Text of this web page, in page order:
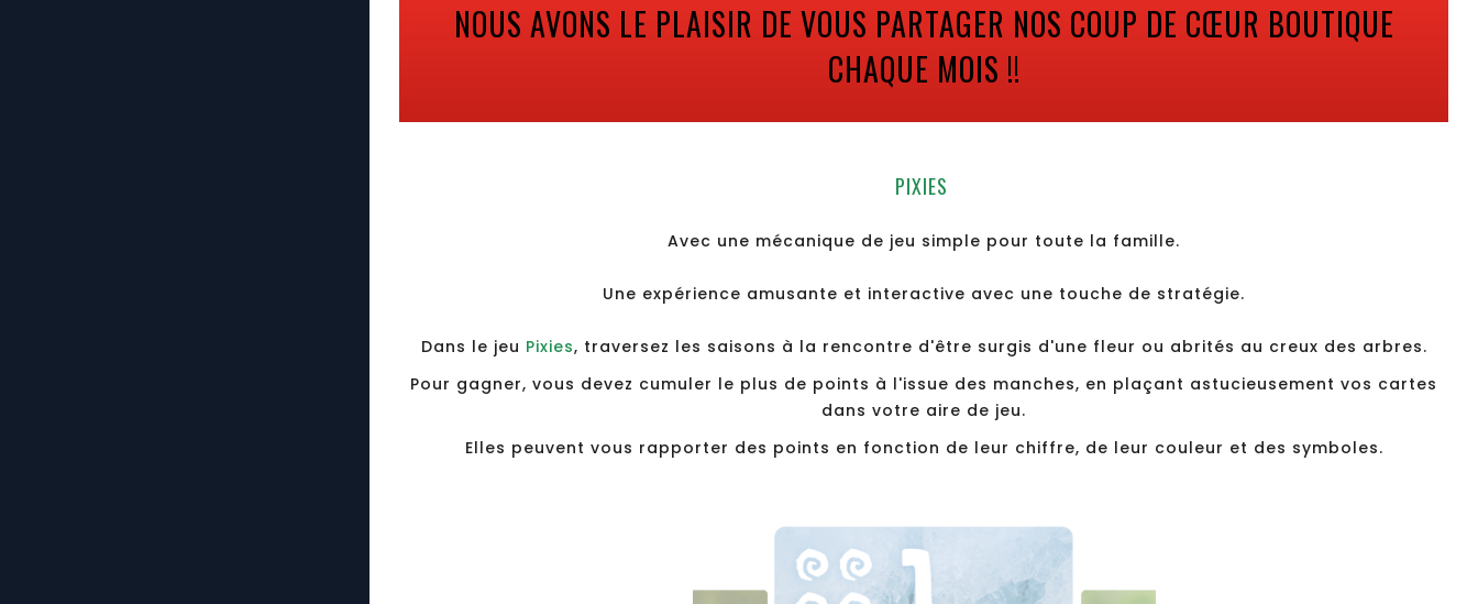
NOUS AVONS LE PLAISIR DE VOUS PARTAGER NOS COUP DE CŒUR BOUTIQUE
CHAQUE MOIS !!
PIXIES
Avec une mécanique de jeu simple pour toute la famille.
Une expérience amusante et interactive avec une touche de stratégie.
Dans le jeu Pixies, traversez les saisons à la rencontre d'être surgis d'une fleur ou abrités au creux des arbres.
Pour gagner, vous devez cumuler le plus de points à l'issue des manches, en plaçant astucieusement vos cartes
dans votre aire de jeu.
Elles peuvent vous rapporter des points en fonction de leur chiffre, de leur couleur et des symboles.